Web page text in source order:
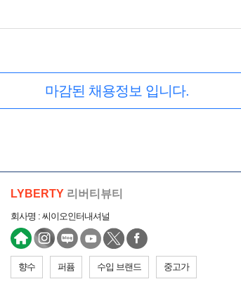
마감된 채용정보 입니다.
LYBERTY 리버티뷰티
회사명 : 씨이오인터내셔널
향수 퍼퓸 수입 브랜드 중고가